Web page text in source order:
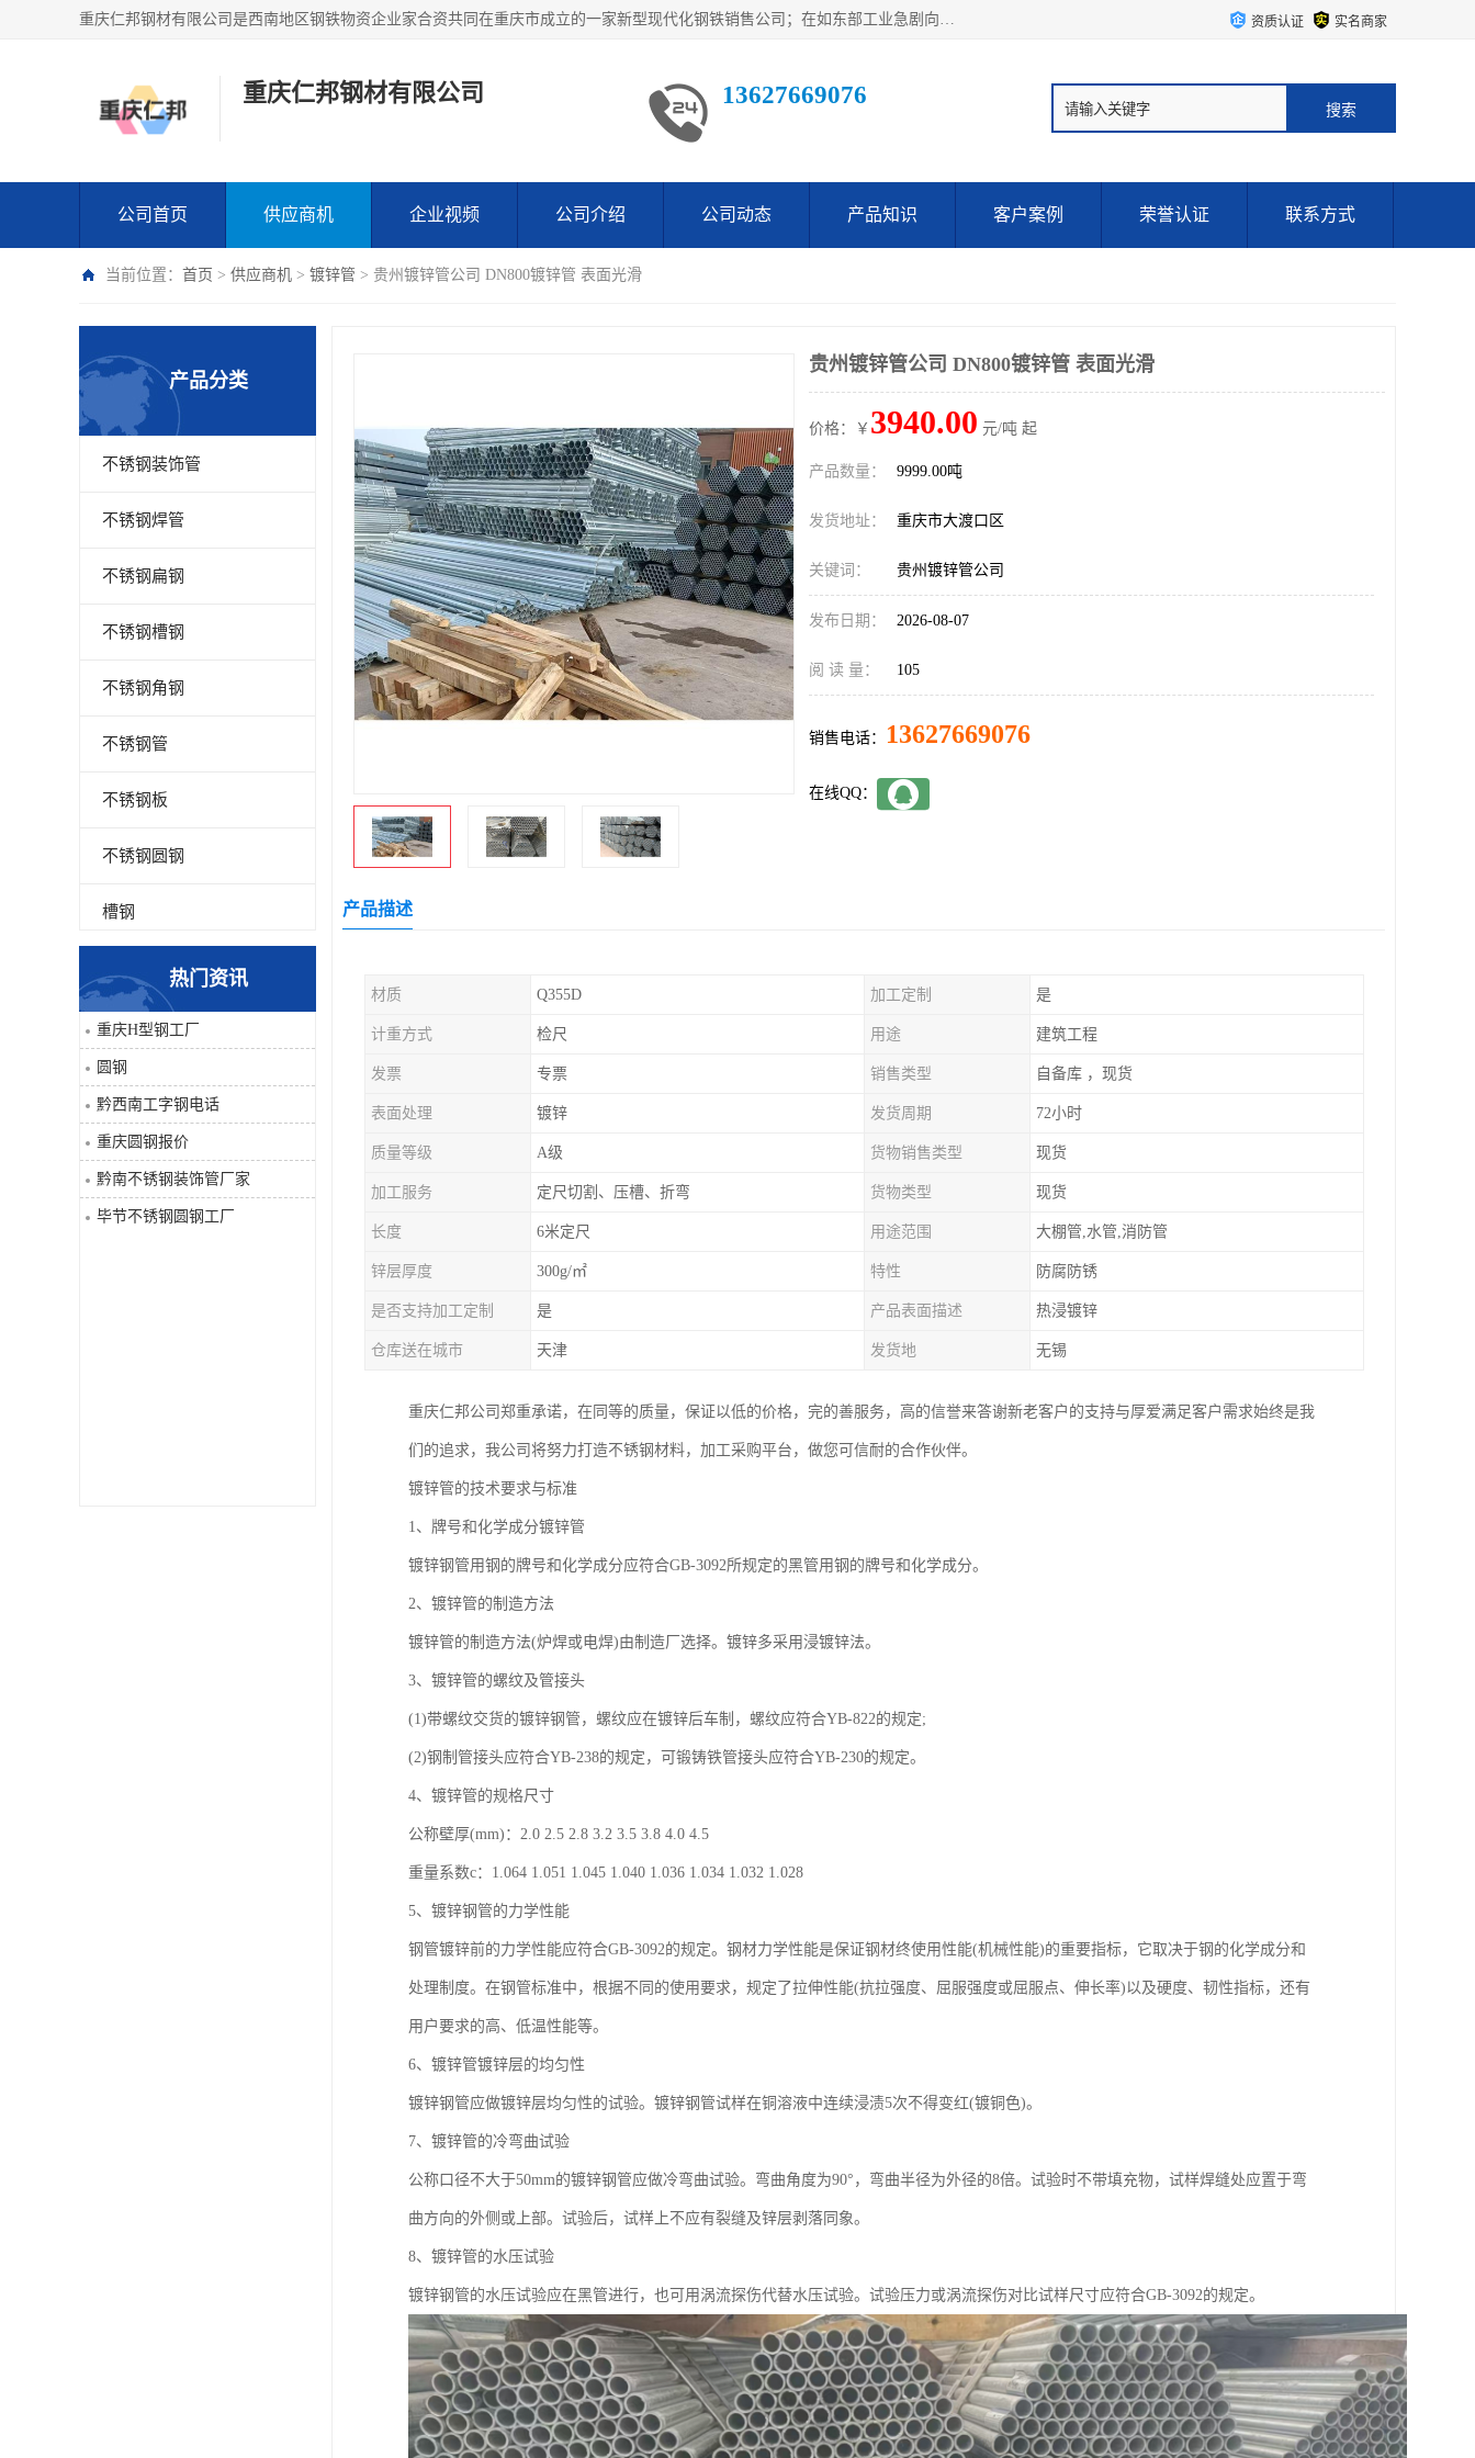
重庆仁邦钢材有限公司是西南地区钢铁物资企业家合资共同在重庆市成立的一家新型现代化钢铁销售公司；在如东部工业急剧向西部转移，西部大建工厂区及国家水利水电项目，我司力抓不断完善自我产品结构优化，让自己的钢铁产品广泛传播于这些大型再建项目 资质认证 实名商家
重庆仁邦钢材有限公司 13627669076
公司首页 供应商机 企业视频 公司介绍 公司动态 产品知识 客户案例 荣誉认证 联系方式
当前位置： 首页 > 供应商机 > 镀锌管 > 贵州镀锌管公司 DN800镀锌管 表面光滑
产品分类
不锈钢装饰管
不锈钢焊管
不锈钢扁钢
不锈钢槽钢
不锈钢角钢
不锈钢管
不锈钢板
不锈钢圆钢
槽钢
角钢
焊管
工字钢
H型钢
热门资讯
重庆H型钢工厂
圆钢
黔西南工字钢电话
重庆圆钢报价
黔南不锈钢装饰管厂家
毕节不锈钢圆钢工厂
贵州镀锌管公司 DN800镀锌管 表面光滑
价格：￥ 3940.00 元/吨 起
产品数量： 9999.00吨
发货地址： 重庆市大渡口区
关键词： 贵州镀锌管公司
发布日期： 2026-08-07
阅 读 量： 105
销售电话： 13627669076
在线QQ：
产品描述
材质 Q355D 加工定制 是
计重方式 检尺 用途 建筑工程
发票 专票 销售类型 自备库 ，现货
表面处理 镀锌 发货周期 72小时
质量等级 A级 货物销售类型 现货
加工服务 定尺切割、压槽、折弯 货物类型 现货
长度 6米定尺 用途范围 大棚管,水管,消防管
锌层厚度 300g/㎡ 特性 防腐防锈
是否支持加工定制 是 产品表面描述 热浸镀锌
仓库送在城市 天津 发货地 无锡
重庆仁邦公司郑重承诺，在同等的质量，保证以低的价格，完的善服务，高的信誉来答谢新老客户的支持与厚爱满足客户需求始终是我
们的追求，我公司将努力打造不锈钢材料，加工采购平台，做您可信耐的合作伙伴。
镀锌管的技术要求与标准
1、牌号和化学成分镀锌管
镀锌钢管用钢的牌号和化学成分应符合GB-3092所规定的黑管用钢的牌号和化学成分。
2、镀锌管的制造方法
镀锌管的制造方法(炉焊或电焊)由制造厂选择。镀锌多采用浸镀锌法。
3、镀锌管的螺纹及管接头
(1)带螺纹交货的镀锌钢管，螺纹应在镀锌后车制，螺纹应符合YB-822的规定;
(2)钢制管接头应符合YB-238的规定，可锻铸铁管接头应符合YB-230的规定。
4、镀锌管的规格尺寸
公称壁厚(mm)：2.0 2.5 2.8 3.2 3.5 3.8 4.0 4.5
重量系数c：1.064 1.051 1.045 1.040 1.036 1.034 1.032 1.028
5、镀锌钢管的力学性能
钢管镀锌前的力学性能应符合GB-3092的规定。钢材力学性能是保证钢材终使用性能(机械性能)的重要指标，它取决于钢的化学成分和
处理制度。在钢管标准中，根据不同的使用要求，规定了拉伸性能(抗拉强度、屈服强度或屈服点、伸长率)以及硬度、韧性指标，还有
用户要求的高、低温性能等。
6、镀锌管镀锌层的均匀性
镀锌钢管应做镀锌层均匀性的试验。镀锌钢管试样在铜溶液中连续浸渍5次不得变红(镀铜色)。
7、镀锌管的冷弯曲试验
公称口径不大于50mm的镀锌钢管应做冷弯曲试验。弯曲角度为90°，弯曲半径为外径的8倍。试验时不带填充物，试样焊缝处应置于弯
曲方向的外侧或上部。试验后，试样上不应有裂缝及锌层剥落同象。
8、镀锌管的水压试验
镀锌钢管的水压试验应在黑管进行，也可用涡流探伤代替水压试验。试验压力或涡流探伤对比试样尺寸应符合GB-3092的规定。